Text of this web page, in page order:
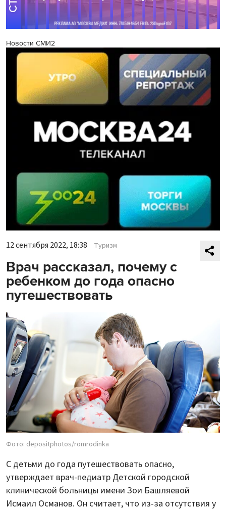
Новости СМИ2
12 сентября 2022, 18:38 Туризм
Врач рассказал, почему с
ребенком до года опасно
путешествовать
Фото: depositphotos/romrodinka
С детьми до года путешествовать опасно,
утверждает врач-педиатр Детской городской
клинической больницы имени Зои Башляевой
Исмаил Османов. Он считает, что из-за отсутствия у